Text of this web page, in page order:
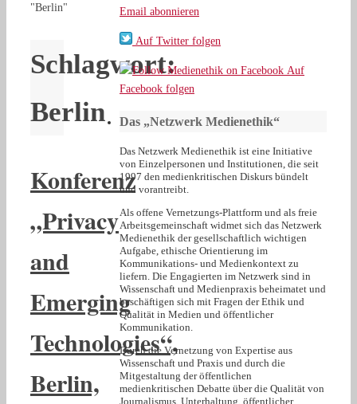
"Berlin"
Schlagwort:
Berlin
Konferenz
„Privacy
and
Emerging
Technologies“,
Berlin,
Email abonnieren
Auf Twitter folgen
Auf
Facebook folgen
Das „Netzwerk Medienethik“
Das Netzwerk Medienethik ist eine Initiative
von Einzelpersonen und Institutionen, die seit
1997 den medienkritischen Diskurs bündelt
und vorantreibt.
Als offene Vernetzungs-Plattform und als freie
Arbeitsgemeinschaft widmet sich das Netzwerk
Medienethik der gesellschaftlich wichtigen
Aufgabe, ethische Orientierung im
Kommunikations- und Medienkontext zu
liefern. Die Engagierten im Netzwerk sind in
Wissenschaft und Medienpraxis beheimatet und
beschäftigen sich mit Fragen der Ethik und
Qualität in Medien und öffentlicher
Kommunikation.
Durch die Vernetzung von Expertise aus
Wissenschaft und Praxis und durch die
Mitgestaltung der öffentlichen
medienkritischen Debatte über die Qualität von
Journalismus, Unterhaltung, öffentlicher